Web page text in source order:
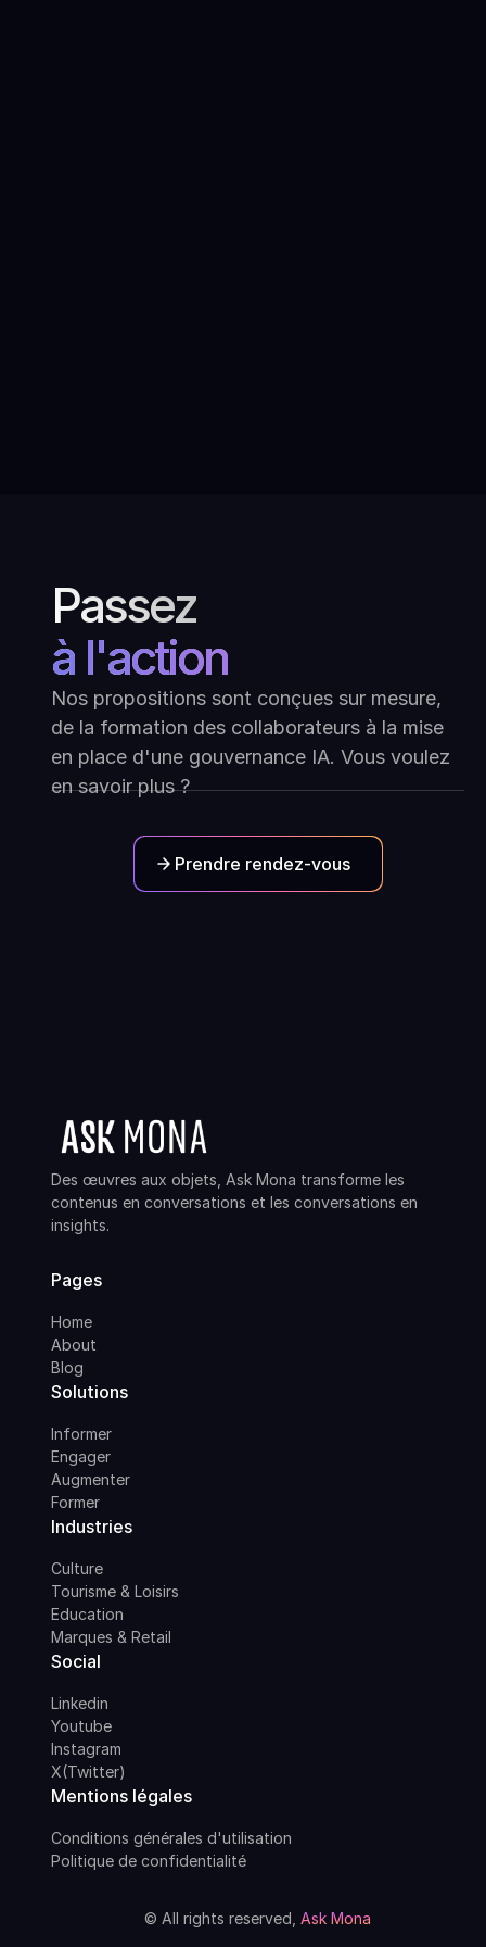
Passez
à l'action
Nos propositions sont conçues sur mesure,
de la formation des collaborateurs à la mise
en place d'une gouvernance IA. Vous voulez
en savoir plus ?
Prendre rendez-vous
Des œuvres aux objets, Ask Mona transforme les
contenus en conversations et les conversations en
insights.
Pages
Home
About
Blog
Solutions
Informer
Engager
Augmenter
Former
Industries
Culture
Tourisme & Loisirs
Education
Marques & Retail
Social
Linkedin
Youtube
Instagram
X(Twitter)
Mentions légales
Conditions générales d'utilisation
Politique de confidentialité
© All rights reserved, Ask Mona